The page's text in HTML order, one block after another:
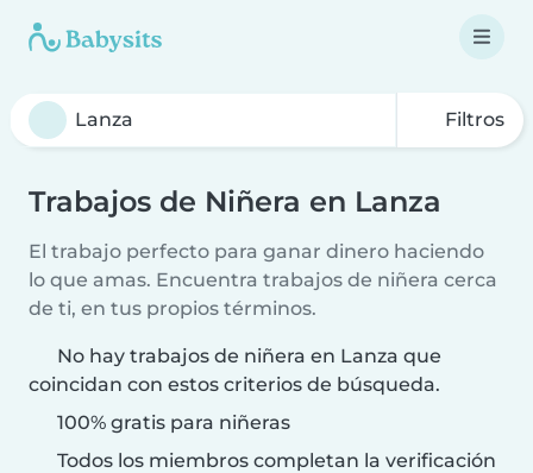
Filtros
Trabajos de Niñera en Lanza
El trabajo perfecto para ganar dinero haciendo
lo que amas. Encuentra trabajos de niñera cerca
de ti, en tus propios términos.
No hay trabajos de niñera en Lanza que
coincidan con estos criterios de búsqueda.
100% gratis para niñeras
Todos los miembros completan la verificación